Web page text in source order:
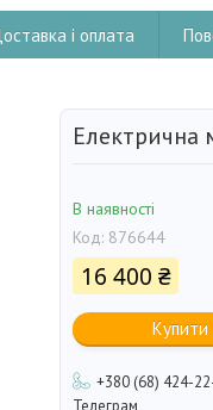
і оплата
Електрична
В наявності
Код: 876644
16 400 ₴
Купити
+380 (68) 424-